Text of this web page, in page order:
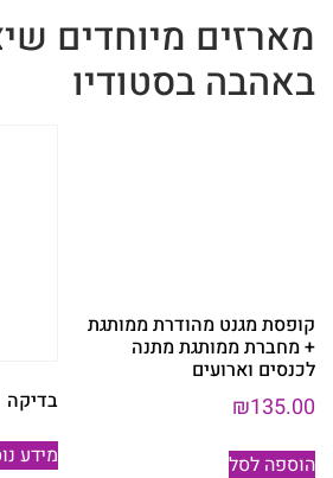
מארזים מיוחדים
באהבה בסטודיו
קופסת מגנט מהודרת ממותגת
+ מחברת ממותגת מתנה
לכנסים וארועים
₪135.00
הוספה לסל
בדיקה
מידע